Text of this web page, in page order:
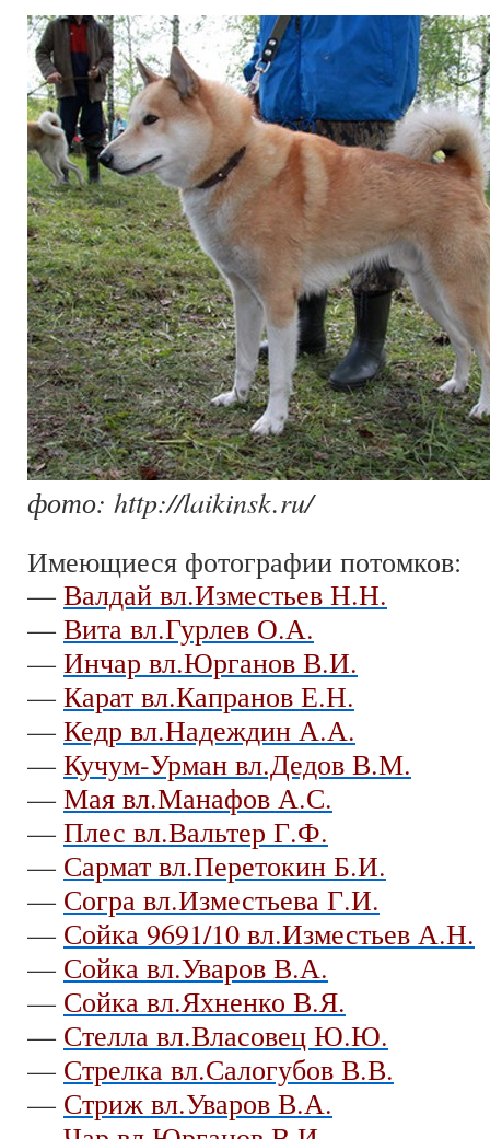
фото: http://laikinsk.ru/
Имеющиеся фотографии потомков:
— Валдай вл.Изместьев Н.Н.
— Вита вл.Гурлев О.А.
— Инчар вл.Юрганов В.И.
— Карат вл.Капранов Е.Н.
— Кедр вл.Надеждин А.А.
— Кучум-Урман вл.Дедов В.М.
— Мая вл.Манафов А.С.
— Плес вл.Вальтер Г.Ф.
— Сармат вл.Перетокин Б.И.
— Согра вл.Изместьева Г.И.
— Сойка 9691/10 вл.Изместьев А.Н.
— Сойка вл.Уваров В.А.
— Сойка вл.Яхненко В.Я.
— Стелла вл.Власовец Ю.Ю.
— Стрелка вл.Салогубов В.В.
— Стриж вл.Уваров В.А.